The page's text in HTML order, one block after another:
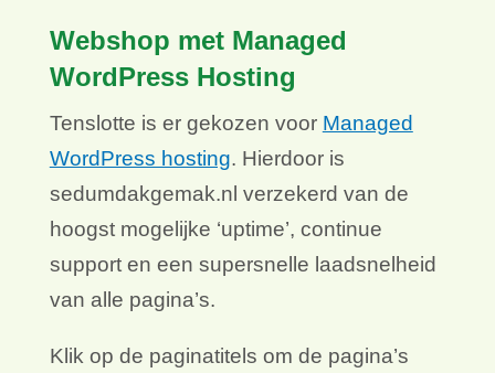
Webshop met Managed
WordPress Hosting
Tenslotte is er gekozen voor Managed
WordPress hosting. Hierdoor is
sedumdakgemak.nl verzekerd van de
hoogst mogelijke ‘uptime’, continue
support en een supersnelle laadsnelheid
van alle pagina’s.
Klik op de paginatitels om de pagina’s